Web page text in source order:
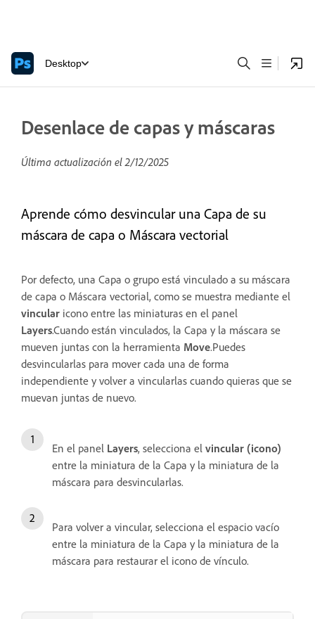
Desktop
Desenlace de capas y máscaras
Última actualización el2/12/2025
Aprende cómo desvincular una Capa de su
máscara de capa o Máscara vectorial
Por defecto, una Capa o grupo está vinculado a su máscara
de capa o Máscara vectorial, como se muestra mediante el
vincular icono entre las miniaturas en el panel
Layers.Cuando están vinculados, la Capa y la máscara se
mueven juntas con la herramienta Move.Puedes
desvincularlas para mover cada una de forma
independiente y volver a vincularlas cuando quieras que se
muevan juntas de nuevo.
En el panel Layers, selecciona el vincular (icono)
entre la miniatura de la Capa y la miniatura de la
máscara para desvincularlas.
Para volver a vincular, selecciona el espacio vacío
entre la miniatura de la Capa y la miniatura de la
máscara para restaurar el icono de vínculo.